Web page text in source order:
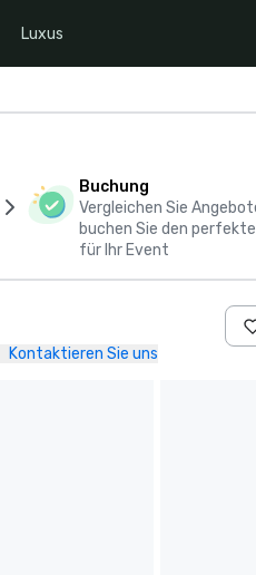
Luxus
Buchung
Vergleichen Sie
buchen Sie den
für Ihr Event
Kontaktieren Sie uns